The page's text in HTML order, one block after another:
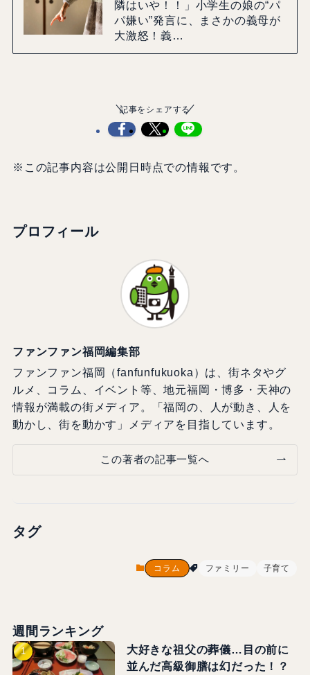
隣はいや！！」小学生の娘の“パ
パ嫌い”発言に、まさかの義母が
大激怒！義…
記事をシェアする
※この記事内容は公開日時点での情報です。
プロフィール
ファンファン福岡編集部
ファンファン福岡（fanfunfukuoka）は、街ネタやグ
ルメ、コラム、イベント等、地元福岡・博多・天神の
情報が満載の街メディア。「福岡の、人が動き、人を
動かし、街を動かす」メディアを目指しています。
この著者の記事一覧へ
タグ
コラム ファミリー 子育て
週間ランキング
大好きな祖父の葬儀…目の前に
並んだ高級御膳は幻だった！？